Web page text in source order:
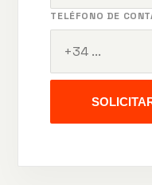
TELÉFONO DE